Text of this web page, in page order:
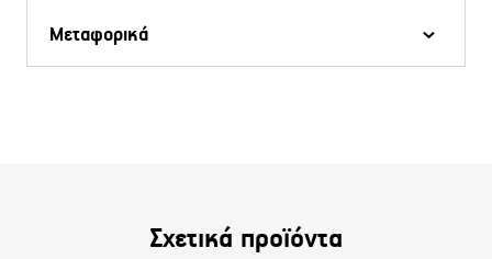
Μεταφορικά
Σχετικά προϊόντα